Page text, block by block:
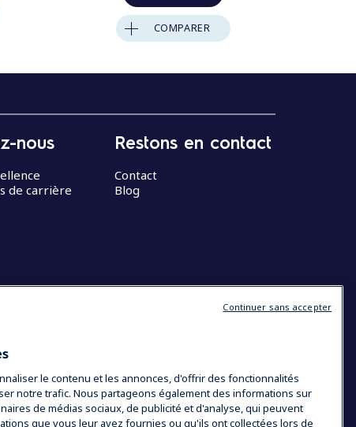
COMPARER
nous
de carrière
Restons en contact
Contact
Blog
le contenu et les annonces, d'offrir des fonctionnalités
notre trafic. Nous partageons également des informations sur
de médias sociaux, de publicité et d'analyse, qui peuvent
que vous leur avez fournies ou qu'ils ont collectées lors de
Continuer sans accepter